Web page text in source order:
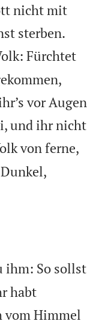
nicht mit
sterben.
Fürchtet
vor Augen
und ihr nicht
von ferne,
ihm: So sollst
habt
vom Himmel